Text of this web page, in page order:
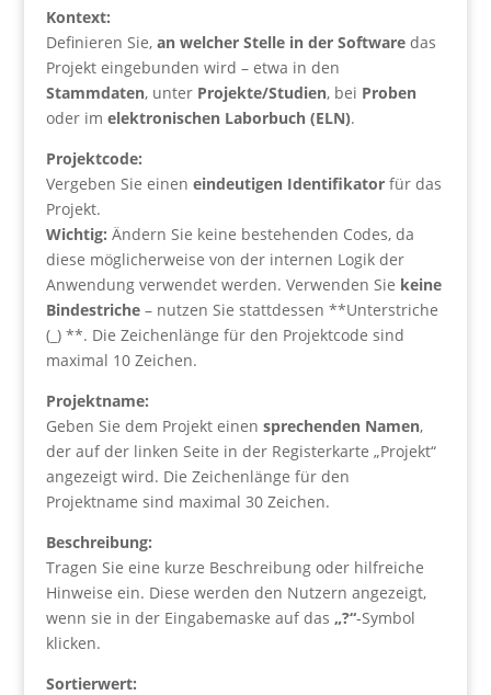
Kontext:
Definieren Sie,an welcher Stelle in der Software das
Projekt eingebunden wird – etwa in den
Stammdaten, unter Projekte/Studien, bei Proben
oder imelektronischen Laborbuch (ELN).
Projektcode:
Vergeben Sie eineneindeutigen Identifikator für das
Projekt.
Wichtig: Ändern Sie keine bestehenden Codes, da
diese möglicherweise von der internen Logik der
Anwendung verwendet werden. Verwenden Sie keine
Bindestriche – nutzen Sie stattdessen **Unterstriche
(_) **. Die Zeichenlänge für den Projektcode sind
maximal 10 Zeichen.
Projektname:
Geben Sie dem Projekt einensprechenden Namen,
der auf der linken Seite in der Registerkarte „Projekt“
angezeigt wird. Die Zeichenlänge für den
Projektname sind maximal 30 Zeichen.
Beschreibung:
Tragen Sie eine kurze Beschreibung oder hilfreiche
Hinweise ein. Diese werden den Nutzern angezeigt,
wenn sie in der Eingabemaske auf das„?“-Symbol
klicken.
Sortierwert: